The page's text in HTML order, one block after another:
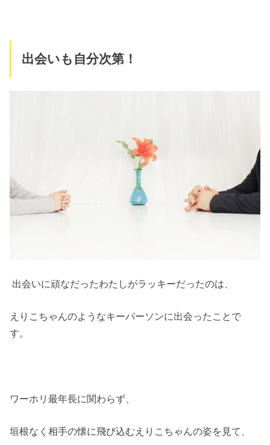
出会いも自分次第！
出会いに頑なだったわたしがラッキーだったのは、
えりこちゃんのようなキーパーソンに出会ったことで
す。
ワーホリ最年長に関わらず、
垣根なく相手の懐に飛び込むえりこちゃんの姿を見て、